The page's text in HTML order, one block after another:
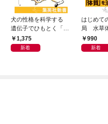
犬の性格を科学する
遺伝子でひもとく「最
良の友」の進化
1,375
新着
はじめて
局 水草
ン体質
990
新着